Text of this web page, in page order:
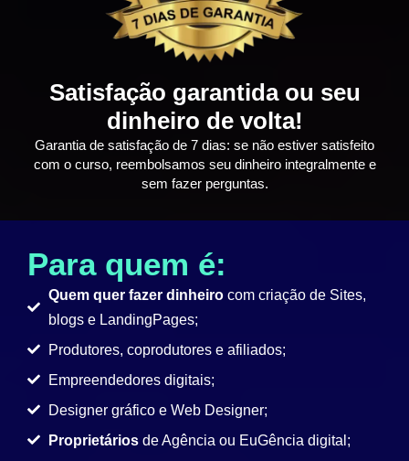
Satisfação garantida ou seu
dinheiro de volta!
Garantia de satisfação de 7 dias: se não estiver satisfeito
com o curso, reembolsamos seu dinheiro integralmente e
sem fazer perguntas.
Para quem é:
Quem quer fazer dinheiro com criação de Sites,
blogs e LandingPages;
Produtores, coprodutores e afiliados;
Empreendedores digitais;
Designer gráfico e Web Designer;
Proprietários de Agência ou EuGência digital;